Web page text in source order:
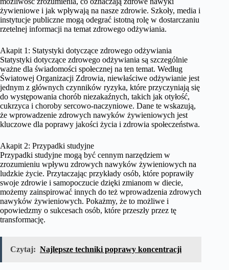
żywieniowe i jak wpływają na nasze zdrowie. Szkoły, media i
instytucje publiczne mogą odegrać istotną rolę w dostarczaniu
rzetelnej informacji na temat zdrowego odżywiania.
Akapit 1: Statystyki dotyczące zdrowego odżywiania
Statystyki dotyczące zdrowego odżywiania są szczególnie
ważne dla świadomości społecznej na ten temat. Według
Światowej Organizacji Zdrowia, niewłaściwe odżywianie jest
jednym z głównych czynników ryzyka, które przyczyniają się
do występowania chorób niezakaźnych, takich jak otyłość,
cukrzyca i choroby sercowo-naczyniowe. Dane te wskazują,
że wprowadzenie zdrowych nawyków żywieniowych jest
kluczowe dla poprawy jakości życia i zdrowia społeczeństwa.
Akapit 2: Przypadki studyjne
Przypadki studyjne mogą być cennym narzędziem w
zrozumieniu wpływu zdrowych nawyków żywieniowych na
ludzkie życie. Przytaczając przykłady osób, które poprawiły
swoje zdrowie i samopoczucie dzięki zmianom w diecie,
możemy zainspirować innych do też wprowadzenia zdrowych
nawyków żywieniowych. Pokażmy, że to możliwe i
opowiedzmy o sukcesach osób, które przeszły przez tę
transformację.
Czytaj: Najlepsze techniki poprawy koncentracji